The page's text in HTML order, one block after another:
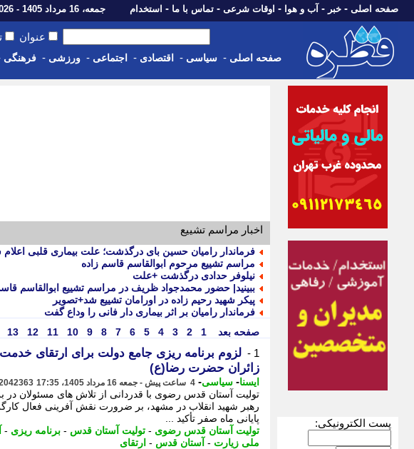
صفحه اصلی - خبر - آب و هوا - اوقات شرعی - تماس با ما - استخدام جمعه، 16 مرداد 1405 - Fri, 07th Aug 2026
عنوان
صفحه اصلی - سیاسی - اقتصادی - اجتماعی - ورزشی - فرهنگی
پست الکترونیکی:
اخبار مراسم تشییع
فرماندار رامیان حسین بای درگذشت؛ علت بیماری قلبی
مراسم تشییع مرحوم ابوالقاسم قاسم زاده
نیلوفر حدادی درگذشت +علت
ببینید| حضور محمدجواد ظریف در مراسم تشییع ابوالقاسم
پیکر شهید رحیم زاده در اورامان تشییع شد+تصویر
فرماندار رامیان بر اثر بیماری دار فانی را وداع گفت
صفحه بعد
1
2
3
4
5
6
7
8
9
10
11
12
13
1 -
لزوم برنامه ریزی جامع دولت برای ارتقای
زائران حضرت رضا(ع)
ایسنا- سیاسی- 4 ساعت پیش - جمعه 16 مرداد 1405، 17:35
تولیت آستان قدس رضوی با قدردانی از تلاش های مسئولان در
رهبر شهید انقلاب در مشهد، بر ضرورت نقش آفرینی فعال
پایانی ماه صفر تأکید ...
تولیت آستان قدس رضوی - تولیت آستان قدس - برنامه ریزی -
ملی زیارت - آستان قدس - ارتقای